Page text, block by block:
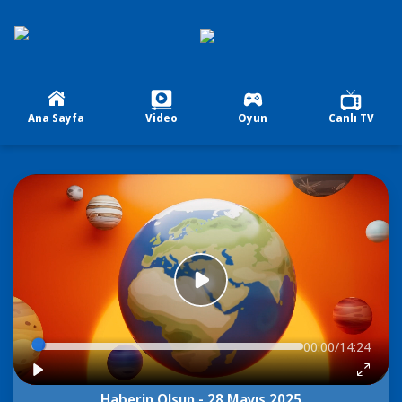
Ana Sayfa Video Oyun Canlı TV
00:00/14:24